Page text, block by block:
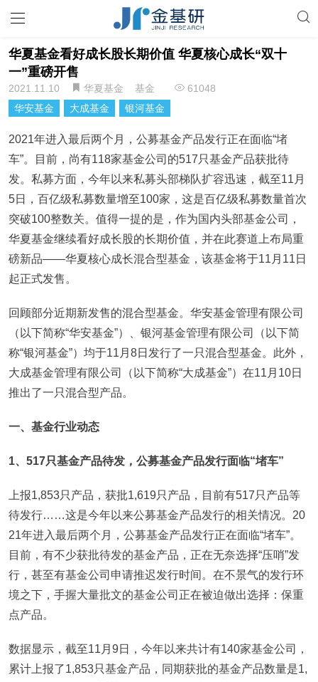
华夏基金看好成长股长期价值 华夏核心成长“双十
一”重磅开售
2021.11.10 华夏基金 基金
61048
华安基金
大成基金 银河基金
2021年进入最后两个月，公募基金产品发行正在面临“堵
车”。目前，尚有118家基金公司的517只基金产品获批待
发。私募方面，今年以来私募头部梯队扩容迅速，截至11月
5日，百亿级私募数量增至100家，这是百亿级私募数量首次
突破100整数关。值得一提的是，作为国内头部基金公司，
华夏基金继续看好成长股的长期价值，并在此赛道上布局重
磅新品——华夏核心成长混合型基金，该基金将于11月11日
起正式发售。
回顾部分近期新发售的混合型基金。华安基金管理有限公司
（以下简称“华安基金”）、银河基金管理有限公司（以下简
称“银河基金”）均于11月8日发行了一只混合型基金。此外，
大成基金管理有限公司（以下简称“大成基金”）在11月10日
推出了一只混合型产品。
一、基金行业动态
1、517只基金产品待发，公募基金产品发行面临“堵车”
上报1,853只产品，获批1,619只产品，目前有517只产品等
待发行……这是今年以来公募基金产品发行的相关情况。20
21年进入最后两个月，公募基金产品发行正在面临“堵车”。
目前，有不少获批待发的基金产品，正在无奈选择“压哨”发
行，甚至有基金公司申请推迟发行时间。在不景气的发行环
境之下，手握大量批文的基金公司正在被迫做出选择：保重
点产品。
数据显示，截至11月9日，今年以来共计有140家基金公司，
累计上报了1,853只基金产品，同期获批的基金产品数量是1,